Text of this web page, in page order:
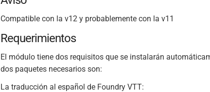
Compatible con la v12 y probablemente con la v11
Requerimientos
El módulo tiene dos requisitos que se instalarán
dos paquetes necesarios son:
La traducción al español de Foundry VTT: